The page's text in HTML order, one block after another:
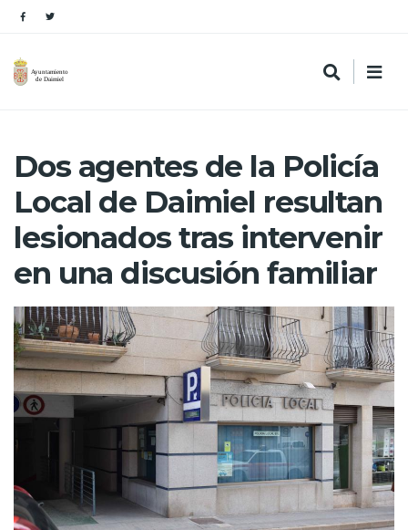
Dos agentes de la Policía
Local de Daimiel resultan
lesionados tras intervenir
en una discusión familiar